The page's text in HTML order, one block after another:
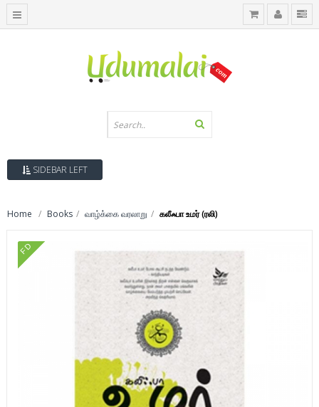
SIDEBAR LEFT
Home Books வாழ்க்கை வரலாறு கலீஃபா உமர் (ரலி)
FD